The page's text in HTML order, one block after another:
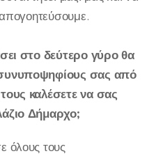
στο δεύτερο γύρο θα
σας από
καλέσετε να σας
Δήμαρχο;
όλους τους